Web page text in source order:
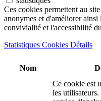
Ces cookies permettent au
anonymes et d'améliorer
convivialité et l'accessibilité
Statistiques Cookies Détails
Nom
Ce cookie est
les